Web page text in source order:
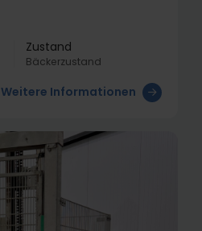
Zustand
Bäckerzustand
Weitere Informationen